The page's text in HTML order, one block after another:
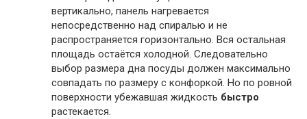
вертикально, панель нагревается
непосредственно над спиралью и не
распространяется горизонтально. Вся остальная
площадь остаётся холодной. Следовательно
выбор размера дна посуды должен максимально
совпадать по размеру с конфоркой. Но по ровной
поверхности убежавшая жидкость быстро
растекается.